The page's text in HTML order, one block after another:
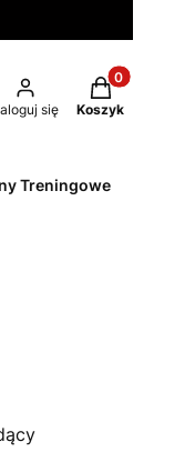
się
Produkty w
Koszyk
Treningowe